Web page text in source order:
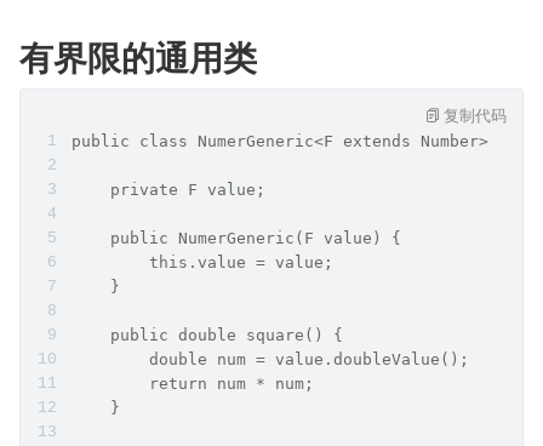
有界限的通用类
public class NumerGeneric<F extends Number> {
    private F value;
    public NumerGeneric(F value) {
        this.value = value;
    }
    public double square() {
        double num = value.doubleValue();
        return num * num;
    }
复制代码